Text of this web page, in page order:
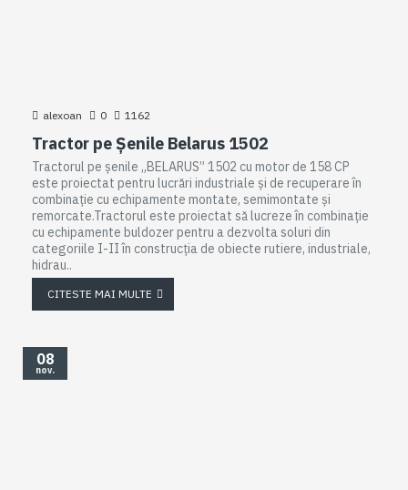
alexoan 0 1162
Tractor pe Șenile Belarus 1502
Tractorul pe șenile „BELARUS” 1502 cu motor de 158 CP
este proiectat pentru lucrări industriale și de recuperare în
combinație cu echipamente montate, semimontate și
remorcate.Tractorul este proiectat să lucreze în combinație
cu echipamente buldozer pentru a dezvolta soluri din
categoriile I-II în construcția de obiecte rutiere, industriale,
hidrau..
CITESTE MAI MULTE
08
nov.